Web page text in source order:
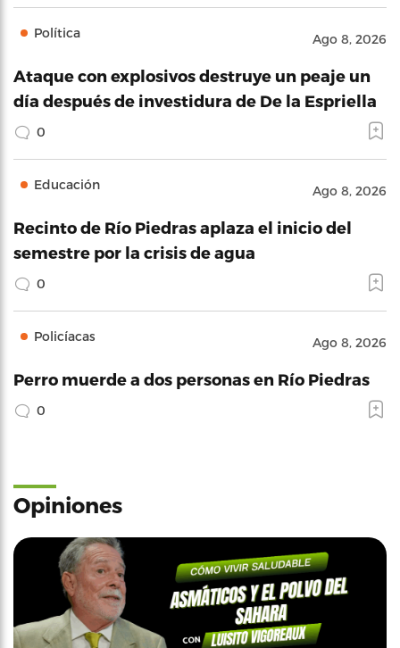
Política Ago 8, 2026
Ataque con explosivos destruye un peaje un
día después de investidura de De la Espriella
0
Educación Ago 8, 2026
Recinto de Río Piedras aplaza el inicio del
semestre por la crisis de agua
0
Policíacas Ago 8, 2026
Perro muerde a dos personas en Río Piedras
0
Opiniones